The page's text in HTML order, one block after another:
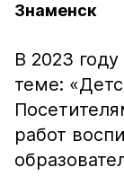
Знаменск
В 2023
теме:
работ